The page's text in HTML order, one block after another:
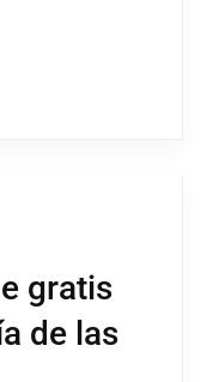
gratis
de las